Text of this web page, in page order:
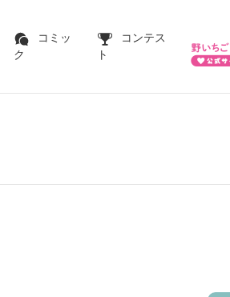
コミッ
ク
コンテス
ト